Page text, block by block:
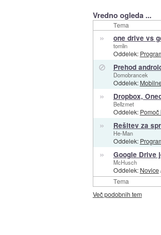
Vredno ogleda ...
Tema
Tema
» one drive vs
tomlin
Oddelek:
⊘ Prehod
Domobrancek
Oddelek:
» Dropbox,
Bellzmet
Oddelek: Pomoč
» Rešitev za
He-Man
Oddelek:
» Google Drive
McHusch
Oddelek: Novice
Več podobnih tem